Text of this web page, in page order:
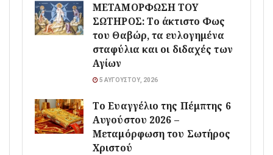
ΜΕΤΑΜΟΡΦΩΣΗ ΤΟΥ
ΣΩΤΗΡΟΣ: Το άκτιστο Φως
του Θαβώρ, τα ευλογημένα
σταφύλια και οι διδαχές των
Αγίων
5 ΑΥΓΟΎΣΤΟΥ, 2026
Το Ευαγγέλιο της Πέμπτης 6
Αυγούστου 2026 –
Μεταμόρφωση του Σωτήρος
Χριστού